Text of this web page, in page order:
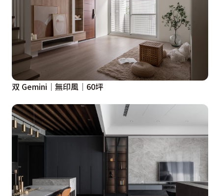
双 Gemini│無印風│60坪